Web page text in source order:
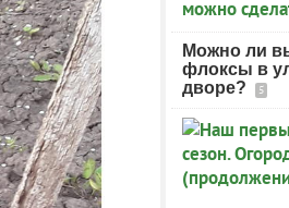
Можно ли
флоксы в
дворе?
5